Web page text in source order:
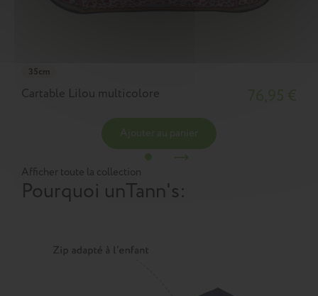
35cm
Cartable Lilou multicolore
Afficher toute la collection
Pourquoi unTann's: